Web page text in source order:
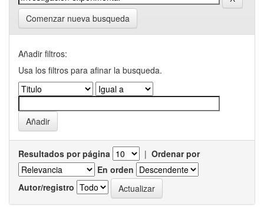
Comenzar nueva busqueda
Añadir filtros:
Usa los filtros para afinar la busqueda.
Resultados por página | Ordenar por
En orden
Autor/registro